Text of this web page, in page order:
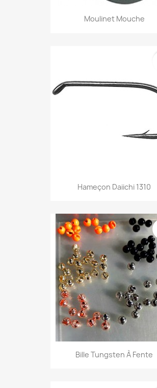
Moulinet Mouche
Hameçon Daiichi 1310
Bille Tungsten À Fente